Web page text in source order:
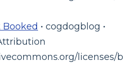
• cogdogblog •
licenses/b